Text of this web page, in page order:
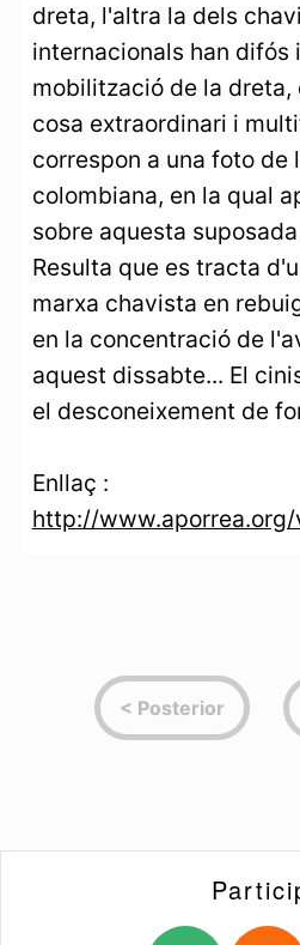
dreta, l'altra la dels
internacionals han difós
mobilització de la dreta,
cosa extraordinari i
correspon a una foto de
colombiana, en la qual
sobre aquesta
Resulta que es tracta
marxa chavista en
en la concentració de
aquest dissabte... El
el desconeixement de
Enllaç :
http://